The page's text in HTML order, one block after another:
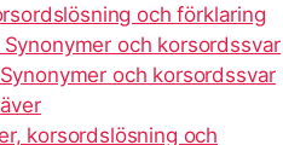
och förklaring
och korsordssvar
och korsordssvar
korsordslösning och